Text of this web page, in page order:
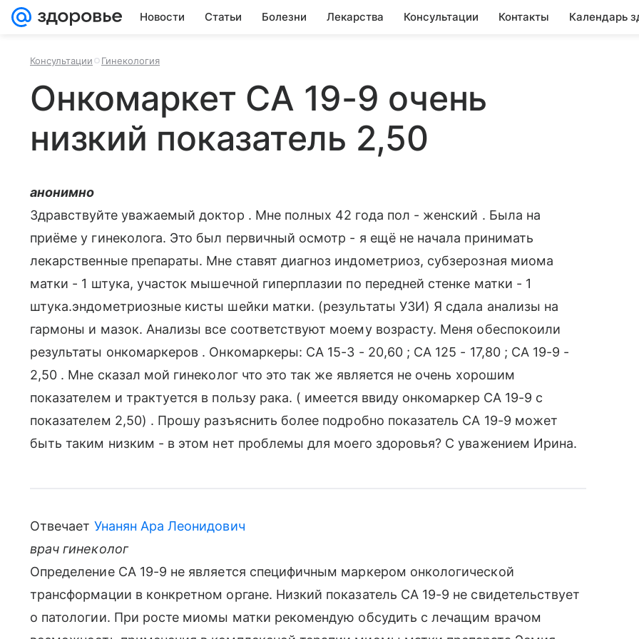
Новости Статьи Болезни Лекарства Консультации Контакты Календарь
Консультации Гинекология
Онкомаркет СА 19-9 очень
низкий показатель 2,50
анонимно
Здравствуйте уважаемый доктор . Мне полных 42 года пол - женский . Была на
приёме у гинеколога. Это был первичный осмотр - я ещё не начала принимать
лекарственные препараты. Мне ставят диагноз индометриоз, субзерозная миома
матки - 1 штука, участок мышечной гиперплазии по передней стенке матки - 1
штука.эндометриозные кисты шейки матки. (результаты УЗИ) Я сдала анализы на
гармоны и мазок. Анализы все соответствуют моему возрасту. Меня обеспокоили
результаты онкомаркеров . Онкомаркеры: СА 15-3 - 20,60 ; СА 125 - 17,80 ; СА 19-9 -
2,50 . Мне сказал мой гинеколог что это так же является не очень хорошим
показателем и трактуется в пользу рака. ( имеется ввиду онкомаркер СА 19-9 с
показателем 2,50) . Прошу разъяснить более подробно показатель СА 19-9 может
быть таким низким - в этом нет проблемы для моего здоровья? С уважением Ирина.
Отвечает Унанян Ара Леонидович
врач гинеколог
Определение СА 19-9 не является специфичным маркером онкологической
трансформации в конкретном органе. Низкий показатель СА 19-9 не свидетельствует
о патологии. При росте миомы матки рекомендую обсудить с лечащим врачом